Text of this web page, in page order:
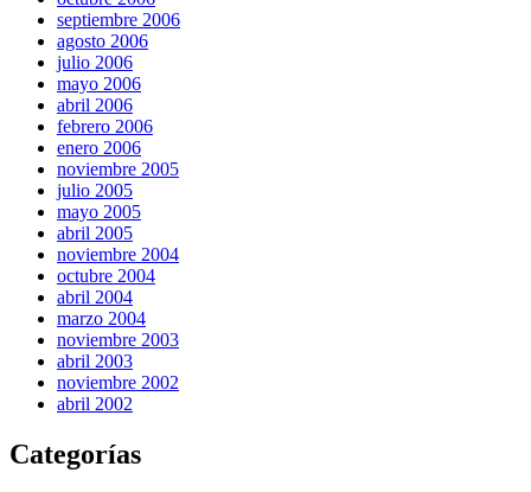
septiembre 2006
agosto 2006
julio 2006
mayo 2006
abril 2006
febrero 2006
enero 2006
noviembre 2005
julio 2005
mayo 2005
abril 2005
noviembre 2004
octubre 2004
abril 2004
marzo 2004
noviembre 2003
abril 2003
noviembre 2002
abril 2002
Categorías